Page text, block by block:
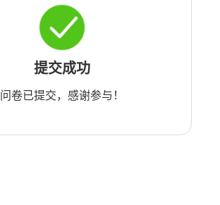
提交成功
问卷已提交，感谢参与！